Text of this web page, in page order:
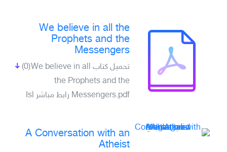
We believe in all the
Prophets and the
Messengers
(0)تحميل كتاب We believe in all
the Prophets and the
Messengers.pdf رابط مباشر Isl
A Conversation with an
Atheist